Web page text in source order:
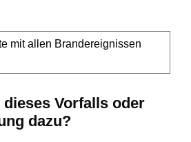
mit allen Brandereignissen
dieses Vorfalls oder
dazu?